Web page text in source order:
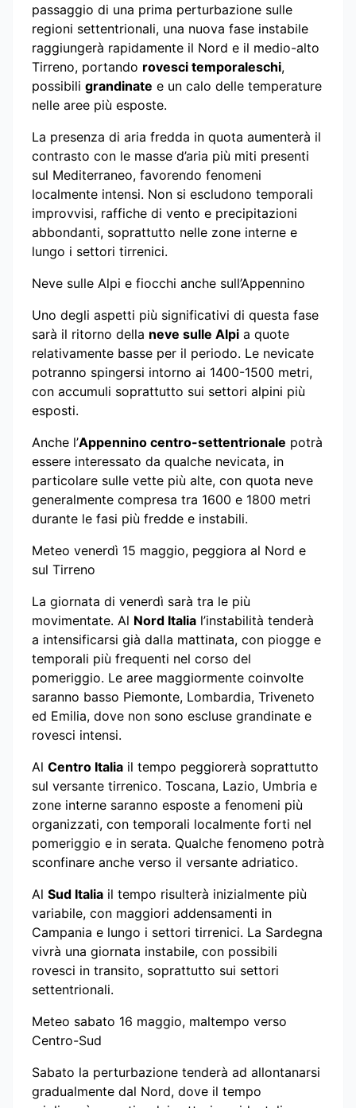
passaggio di una prima perturbazione sulle
regioni settentrionali, una nuova fase instabile
raggiungerà rapidamente il Nord e il medio-alto
Tirreno, portando rovesci temporaleschi,
possibili grandinate e un calo delle temperature
nelle aree più esposte.
La presenza di aria fredda in quota aumenterà il
contrasto con le masse d’aria più miti presenti
sul Mediterraneo, favorendo fenomeni
localmente intensi. Non si escludono temporali
improvvisi, raffiche di vento e precipitazioni
abbondanti, soprattutto nelle zone interne e
lungo i settori tirrenici.
Neve sulle Alpi e fiocchi anche sull’Appennino
Uno degli aspetti più significativi di questa fase
sarà il ritorno della neve sulle Alpi a quote
relativamente basse per il periodo. Le nevicate
potranno spingersi intorno ai 1400-1500 metri,
con accumuli soprattutto sui settori alpini più
esposti.
Anche l’Appennino centro-settentrionale potrà
essere interessato da qualche nevicata, in
particolare sulle vette più alte, con quota neve
generalmente compresa tra 1600 e 1800 metri
durante le fasi più fredde e instabili.
Meteo venerdì 15 maggio, peggiora al Nord e
sul Tirreno
La giornata di venerdì sarà tra le più
movimentate. Al Nord Italia l’instabilità tenderà
a intensificarsi già dalla mattinata, con piogge e
temporali più frequenti nel corso del
pomeriggio. Le aree maggiormente coinvolte
saranno basso Piemonte, Lombardia, Triveneto
ed Emilia, dove non sono escluse grandinate e
rovesci intensi.
Al Centro Italia il tempo peggiorerà soprattutto
sul versante tirrenico. Toscana, Lazio, Umbria e
zone interne saranno esposte a fenomeni più
organizzati, con temporali localmente forti nel
pomeriggio e in serata. Qualche fenomeno potrà
sconfinare anche verso il versante adriatico.
Al Sud Italia il tempo risulterà inizialmente più
variabile, con maggiori addensamenti in
Campania e lungo i settori tirrenici. La Sardegna
vivrà una giornata instabile, con possibili
rovesci in transito, soprattutto sui settori
settentrionali.
Meteo sabato 16 maggio, maltempo verso
Centro-Sud
Sabato la perturbazione tenderà ad allontanarsi
gradualmente dal Nord, dove il tempo